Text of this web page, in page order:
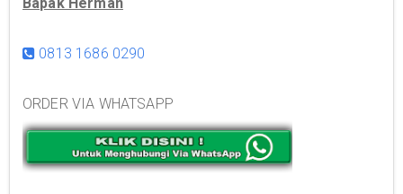
Bapak Herman
0813 1686 0290
ORDER VIA WHATSAPP